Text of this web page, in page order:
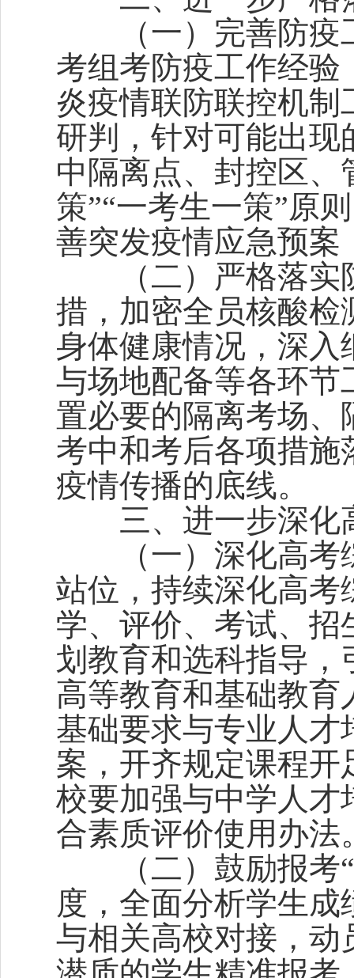
（一）完善防疫
考组考防疫工作经
炎疫情联防联控机
研判，针对可能出现
中隔离点、封控区、
策”“一考生一策”原
善突发疫情应急预案
（二）严格落实
措，加密全员核酸检
身体健康情况，深
与场地配备等各环节
置必要的隔离考场
考中和考后各项措
疫情传播的底线。
三、进一步深化
（一）深化高考
站位，持续深化高考
学、评价、考试、
划教育和选科指导
高等教育和基础教
基础要求与专业人
案，开齐规定课程
校要加强与中学人才
合素质评价使用办法
（二）鼓励报考“
度，全面分析学生
与相关高校对接，动